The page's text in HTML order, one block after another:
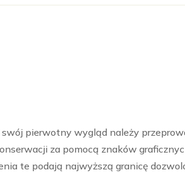
pierwotny wygląd należy
za pomocą znaków
te podają najwyższą granicę